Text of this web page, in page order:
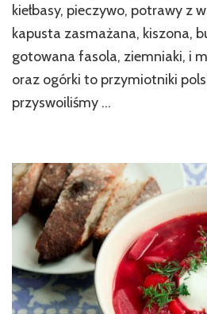
kiełbasy, pieczywo, potrawy z
kapusta zasmażana, kiszona,
gotowana fasola, ziemniaki, i
oraz ogórki to przymiotniki
przyswoiliśmy …